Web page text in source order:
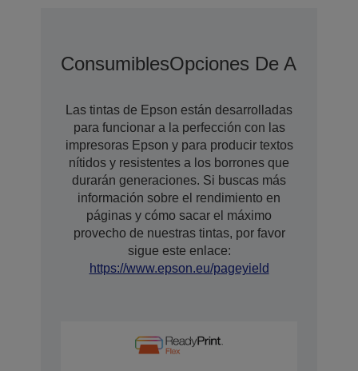
ConsumiblesOpciones De
Las tintas de Epson están desarrolladas
para funcionar a la perfección con las
impresoras Epson y para producir textos
nítidos y resistentes a los borrones que
durarán generaciones. Si buscas más
información sobre el rendimiento en
páginas y cómo sacar el máximo
provecho de nuestras tintas, por favor
sigue este enlace:
https://www.epson.eu/pageyield